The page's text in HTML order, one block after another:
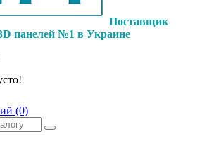
Поставщик
панелей №1 в Украине
(0)